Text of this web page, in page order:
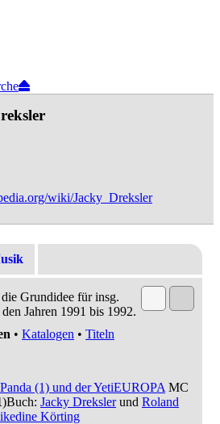
wiki/Jacky_Dreksler
Grundidee für insg.
Jahren 1991 bis 1992.
• Katalogen • Titeln
(1) und der YetiEUROPA MC
)Buch: Jacky Drekslerund Roland
Körting